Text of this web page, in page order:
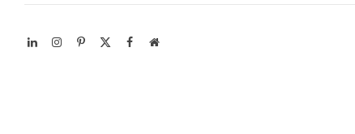
موقعفيسبوك بينتيريستالانستغرام
لينكدإن